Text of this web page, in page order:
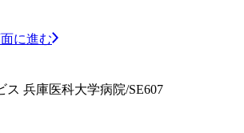
に進む
ス 兵庫医科大学病院/SE607